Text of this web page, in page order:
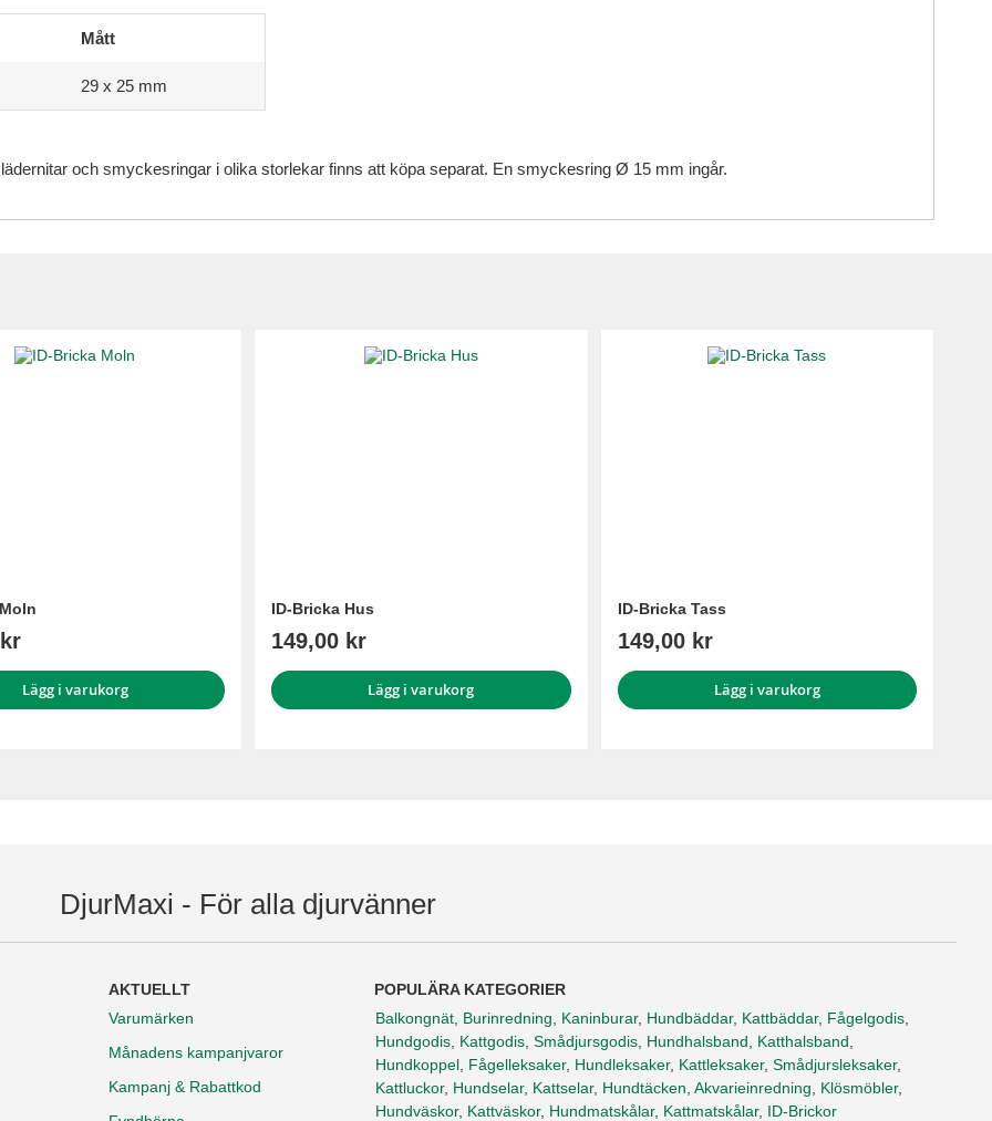
Mått
29 x 25 mm
och smyckesringar i olika storlekar finns att köpa separat. En smyckesring Ø 15 mm ingår.
Lägg i varukorg
ID-Bricka Hus
149,00 kr
Lägg i varukorg
ID-Bricka Tass
149,00 kr
Lägg i varukorg
DjurMaxi - För alla djurvänner
AKTUELLT
Varumärken
Månadens kampanjvaror
Kampanj & Rabattkod
POPULÄRA KATEGORIER
Balkongnät Burinredning Kaninburar, Hundbäddar, Kattbäddar, Fågelgodis
Hundgodis Kattgodis Smådjursgodis Hundhalsband Katthalsband
Hundkoppel Fågelleksaker, Hundleksaker, Kattleksaker, Smådjursleksaker,
Kattluckor, Hundselar, Kattselar, Hundtäcken Akvarieinredning Klösmöbler,
Hundväskor, Kattväskor, Hundmatskålar, Kattmatskålar, ID-Brickor